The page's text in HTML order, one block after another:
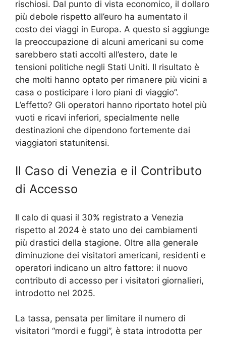
rischiosi. Dal punto di vista economico, il dollaro
più debole rispetto all’euro ha aumentato il
costo dei viaggi in Europa. A questo si aggiunge
la preoccupazione di alcuni americani su come
sarebbero stati accolti all’estero, date le
tensioni politiche negli Stati Uniti. Il risultato è
che molti hanno optato per rimanere più vicini a
casa o posticipare i loro piani di viaggio”.
L’effetto? Gli operatori hanno riportato hotel più
vuoti e ricavi inferiori, specialmente nelle
destinazioni che dipendono fortemente dai
viaggiatori statunitensi.
Il Caso di Venezia e il Contributo
di Accesso
Il calo di quasi il 30% registrato a Venezia
rispetto al 2024 è stato uno dei cambiamenti
più drastici della stagione. Oltre alla generale
diminuzione dei visitatori americani, residenti e
operatori indicano un altro fattore: il nuovo
contributo di accesso per i visitatori giornalieri,
introdotto nel 2025.
La tassa, pensata per limitare il numero di
visitatori “mordi e fuggi”, è stata introdotta per